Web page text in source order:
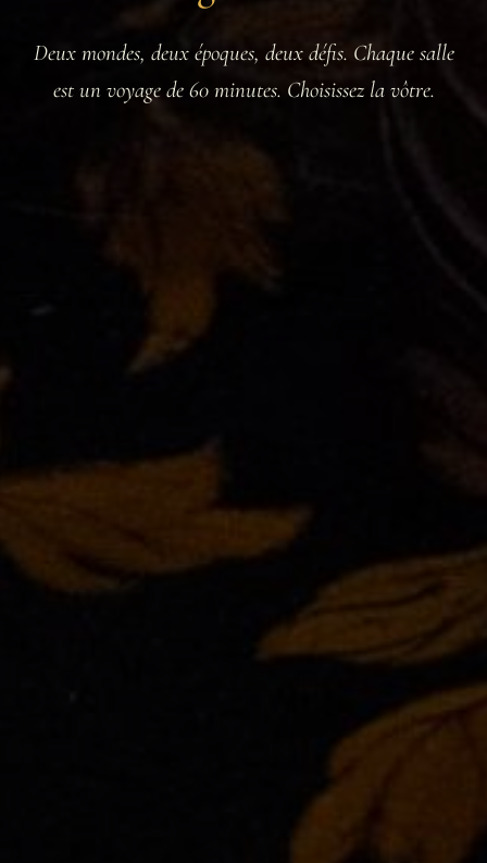
Deux mondes, deux époques, deux défis. Chaque salle
est un voyage de 60 minutes. Choisissez la vôtre.